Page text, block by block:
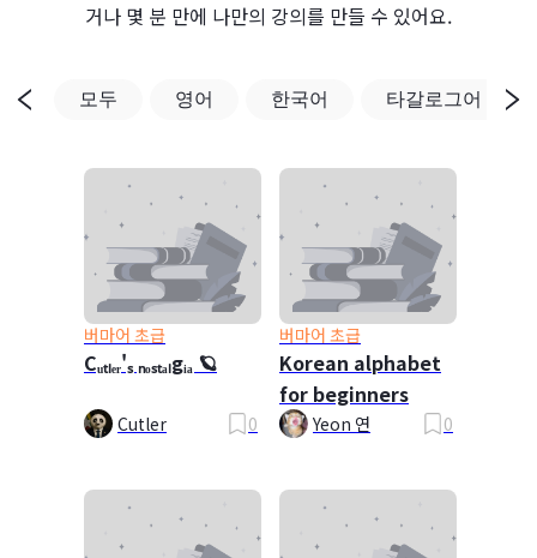
거나 몇 분 만에 나만의 강의를 만들 수 있어요.
모두 영어 한국어 타갈로그어
버마어 초급
Cᵤₜₗₑᵣ'ₛ ₙₒₛₜₐₗgᵢₐ 🪐
Cutler 0
버마어 초급
Korean alphabet
for beginners
Yeon 연 0